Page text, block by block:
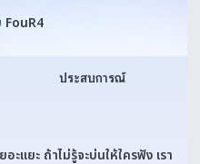
ประสบการณ์
อะแยะ ถ้าไม่รู้จะบ่นให้ใครฟัง เรา